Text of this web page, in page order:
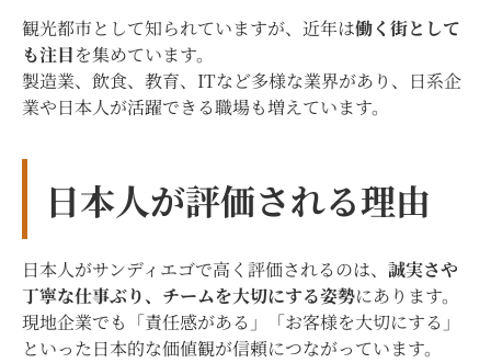
観光都市として知られていますが、近年は働く街として
も注目を集めています。
製造業、飲食、教育、ITなど多様な業界があり、日系企
業や日本人が活躍できる職場も増えています。
日本人が評価される理由
日本人がサンディエゴで高く評価されるのは、 誠実さや
丁寧な仕事ぶり、チームを大切にする姿勢にあります。
現地企業でも「責任感がある」「お客様を大切にする」
といった日本的な価値観が信頼につながっています。